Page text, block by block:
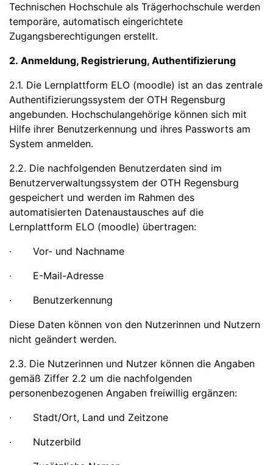
Technischen Hochschule als Trägerhochschule werden
temporäre, automatisch eingerichtete
Zugangsberechtigungen erstellt.
2. Anmeldung, Registrierung, Authentifizierung
2.1. Die Lernplattform ELO (moodle) ist an das zentrale
Authentifizierungssystem der OTH Regensburg
angebunden. Hochschulangehörige können sich mit
Hilfe ihrer Benutzerkennung und ihres Passworts am
System anmelden.
2.2. Die nachfolgenden Benutzerdaten sind im
Benutzerverwaltungssystem der OTH Regensburg
gespeichert und werden im Rahmen des
automatisierten Datenaustausches auf die
Lernplattform ELO (moodle) übertragen:
· Vor- und Nachname
· E-Mail-Adresse
· Benutzerkennung
Diese Daten können von den Nutzerinnen und Nutzern
nicht geändert werden.
2.3. Die Nutzerinnen und Nutzer können die Angaben
gemäß Ziffer 2.2 um die nachfolgenden
personenbezogenen Angaben freiwillig ergänzen:
· Stadt/Ort, Land und Zeitzone
· Nutzerbild